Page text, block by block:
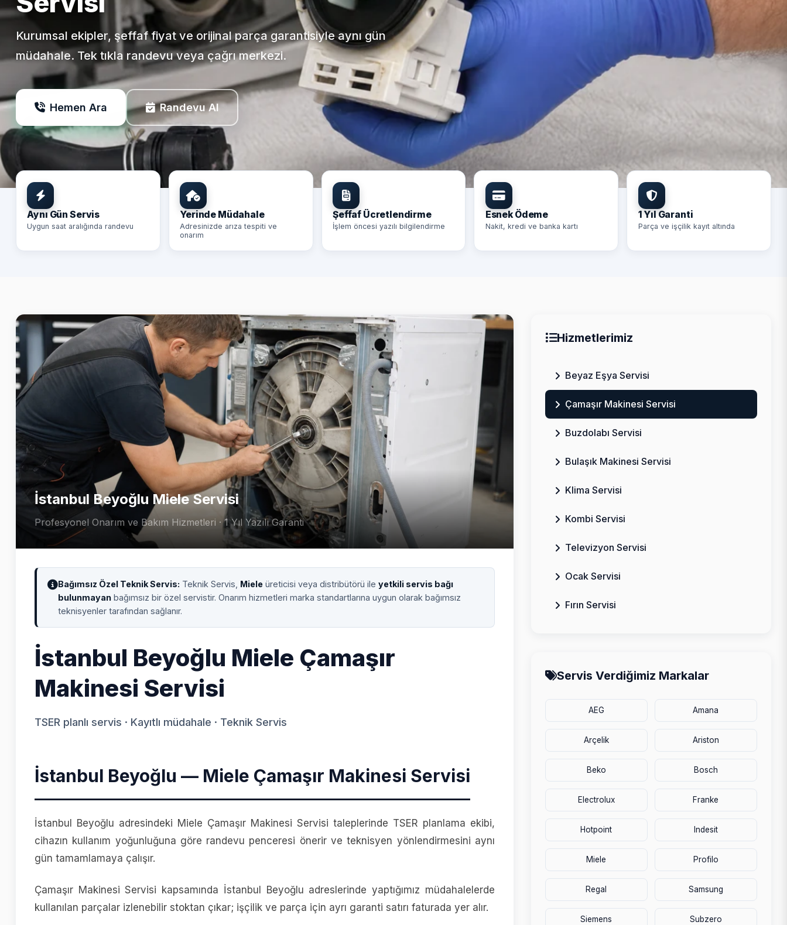
Kurumsal ekipler, şeffaf fiyat ve orijinal parça garantisiyle aynı gün
müdahale. Tek tıkla randevu veya çağrı merkezi.
Hemen Ara Randevu Al
Aynı Gün Servis
Uygun saat aralığında randevu
Yerinde Müdahale
Adresinizde arıza tespiti ve
onarım
Şeffaf Ücretlendirme
İşlem öncesi yazılı bilgilendirme
Esnek Ödeme
Nakit, kredi ve banka kartı
1 Yıl Garanti
Parça ve işçilik kayıt altında
İstanbul Beyoğlu Miele Servisi
Profesyonel Onarım ve Bakım Hizmetleri · 1 Yıl Yazılı Garanti
Bağımsız Özel Teknik Servis: Teknik Servis, Miele üreticisi veya distribütörü ileyetkili servis bağı
bulunmayan bağımsız bir özel servistir. Onarım hizmetleri marka standartlarına uygun olarak bağımsız
teknisyenler tarafından sağlanır.
İstanbul Beyoğlu Miele Çamaşır
Makinesi Servisi
TSER planlı servis · Kayıtlı müdahale · Teknik Servis
İstanbul Beyoğlu — Miele Çamaşır Makinesi Servisi
İstanbul Beyoğlu adresindeki Miele Çamaşır Makinesi Servisi taleplerinde TSER planlama ekibi,
cihazın kullanım yoğunluğuna göre randevu penceresi önerir ve teknisyen yönlendirmesini aynı
gün tamamlamaya çalışır.
Çamaşır Makinesi Servisi kapsamında İstanbul Beyoğlu adreslerinde yaptığımız müdahalelerde
kullanılan parçalar izlenebilir stoktan çıkar; işçilik ve parça için ayrı garanti satırı faturada yer alır.
Hizmetlerimiz
Beyaz Eşya Servisi
Çamaşır Makinesi Servisi
Buzdolabı Servisi
Bulaşık Makinesi Servisi
Klima Servisi
Kombi Servisi
Televizyon Servisi
Ocak Servisi
Fırın Servisi
Servis Verdiğimiz Markalar
AEG Amana
Arçelik Ariston
Beko Bosch
Electrolux Franke
Hotpoint Indesit
Miele Profilo
Regal Samsung
Siemens Subzero